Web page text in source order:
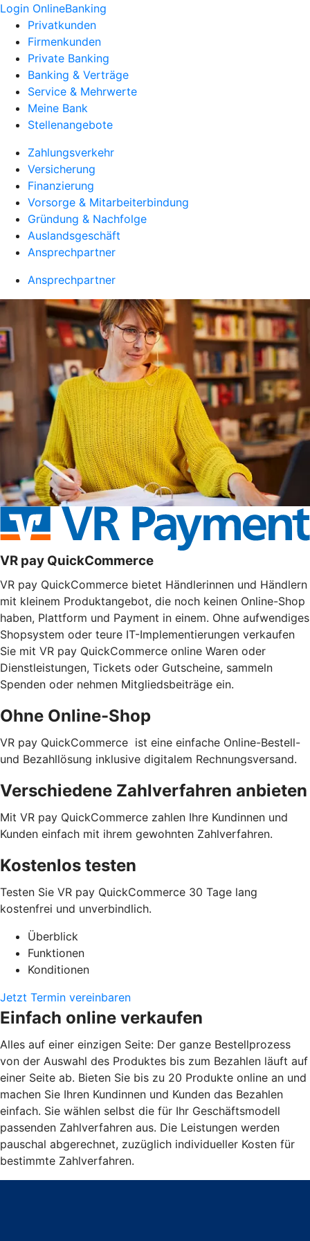
Login OnlineBanking
Privatkunden
Firmenkunden
Private Banking
Banking & Verträge
Service & Mehrwerte
Meine Bank
Stellenangebote
Zahlungsverkehr
Versicherung
Finanzierung
Vorsorge & Mitarbeiterbindung
Gründung & Nachfolge
Auslandsgeschäft
Ansprechpartner
Ansprechpartner
VR pay QuickCommerce
VR pay QuickCommerce bietet Händlerinnen und Händlern
mit kleinem Produktangebot, die noch keinen Online-Shop
haben, Plattform und Payment in einem. Ohne aufwendiges
Shopsystem oder teure IT-Implementierungen verkaufen
Sie mit VR pay QuickCommerce online Waren oder
Dienstleistungen, Tickets oder Gutscheine, sammeln
Spenden oder nehmen Mitgliedsbeiträge ein.
Ohne Online-Shop
VR pay QuickCommerce ist eine einfache Online-Bestell-
und Bezahllösung inklusive digitalem Rechnungsversand.
Verschiedene Zahlverfahren anbieten
Mit VR pay QuickCommerce zahlen Ihre Kundinnen und
Kunden einfach mit ihrem gewohnten Zahlverfahren.
Kostenlos testen
Testen Sie VR pay QuickCommerce 30 Tage lang
kostenfrei und unverbindlich.
Überblick
Funktionen
Konditionen
Jetzt Termin vereinbaren
Einfach online verkaufen
Alles auf einer einzigen Seite: Der ganze Bestellprozess
von der Auswahl des Produktes bis zum Bezahlen läuft auf
einer Seite ab. Bieten Sie bis zu 20 Produkte online an und
machen Sie Ihren Kundinnen und Kunden das Bezahlen
einfach. Sie wählen selbst die für Ihr Geschäftsmodell
passenden Zahlverfahren aus. Die Leistungen werden
pauschal abgerechnet, zuzüglich individueller Kosten für
bestimmte Zahlverfahren.